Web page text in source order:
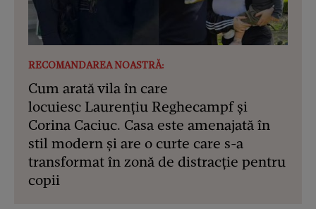
RECOMANDAREA NOASTRĂ:
Cum arată vila în care
locuiesc Laurențiu Reghecampf și
Corina Caciuc. Casa este amenajată în
stil modern și are o curte care s-a
transformat în zonă de distracție pentru
copii